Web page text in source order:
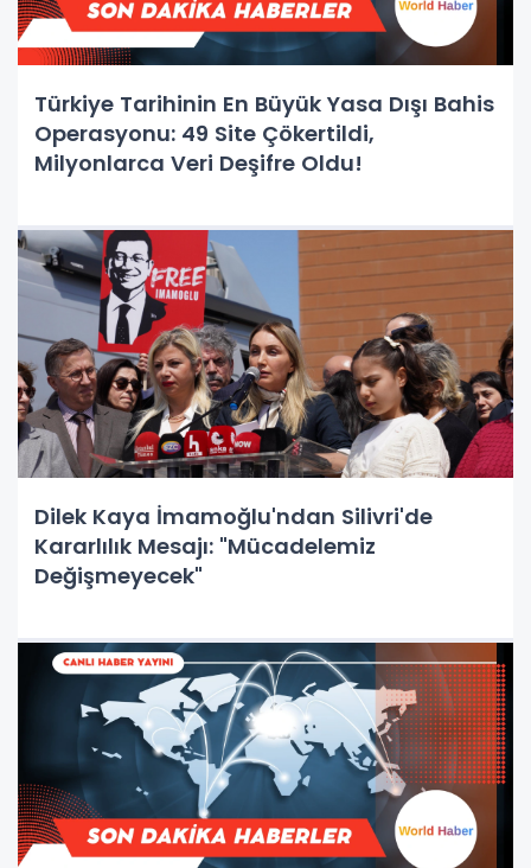
Türkiye Tarihinin En Büyük Yasa Dışı Bahis
Operasyonu: 49 Site Çökertildi,
Milyonlarca Veri Deşifre Oldu!
Dilek Kaya İmamoğlu'ndan Silivri'de
Kararlılık Mesajı: "Mücadelemiz
Değişmeyecek"